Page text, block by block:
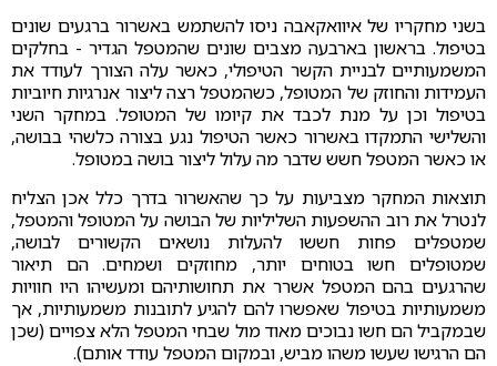
בשני מחקריו של איוואקאבה ניסו להשתמש באשרור ברגעים שונים
בטיפול. בראשון בארבעה מצבים שונים שהמטפל הגדיר - בחלקים
המשמעותיים לבניית הקשר הטיפולי, כאשר עלה הצורך לעודד את
העמידות והחוזק של המטופל, כשהמטפל רצה ליצור אנרגיות חיוביות
בטיפול וכן על מנת לכבד את קיומו של המטופל. במחקר השני
והשלישי התמקדו באשרור כאשר הטיפול נגע בצורה כלשהי בבושה,
או כאשר המטפל חשש שדבר מה עלול ליצור בושה במטופל.
תוצאות המחקר מצביעות על כך שהאשרור בדרך כלל אכן הצליח
לנטרל את רוב ההשפעות השליליות של הבושה על המטופל והמטפל,
שמטפלים פחות חששו להעלות נושאים הקשורים לבושה,
שמטופלים חשו בטוחים יותר, מחוזקים ושמחים. הם תיאור
שהרגעים בהם המטפל אשרר את תחושותיהם ומעשיהו היו חוויות
משמעותיות בטיפול שאפשרו להם להגיע לתובנות משמעותיות, אך
שבמקביל הם חשו נבוכים מאוד מול שבחי המטפל הלא צפויים (שכן
הם הרגישו שעשו משהו מביש, ובמקום המטפל עודד אותם).